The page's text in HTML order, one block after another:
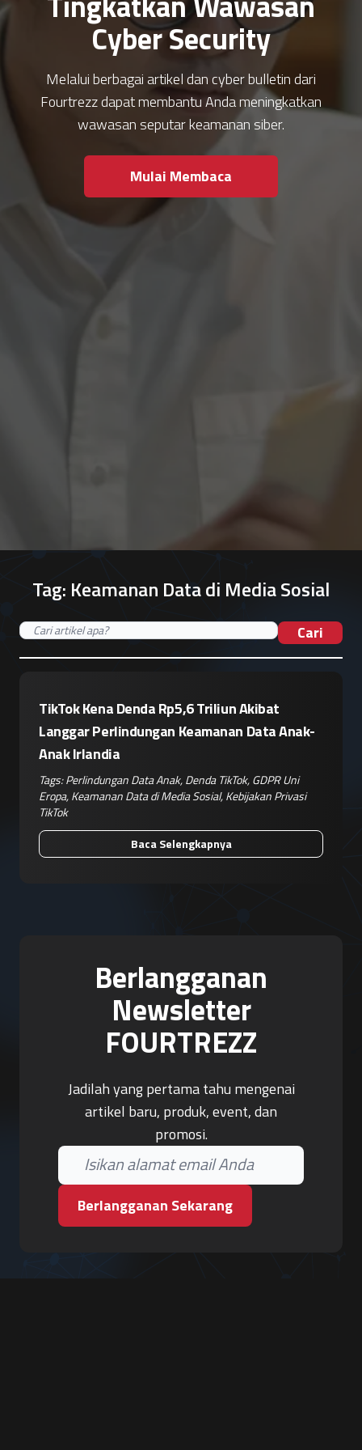
Cyber Security
Melalui berbagai artikel dan cyber bulletin dari
Fourtrezz dapat membantu Anda meningkatkan
wawasan seputar keamanan siber.
Mulai Membaca
Tag: Keamanan Data di Media Sosial
Cari
TikTok Kena Denda Rp5,6 Triliun Akibat
Langgar Perlindungan Keamanan Data Anak-
Anak Irlandia
Tags:Perlindungan Data Anak,Denda TikTok,GDPR Uni
Eropa,Keamanan Data di Media Sosial,Kebijakan Privasi
TikTok
Baca Selengkapnya
Berlangganan
Newsletter
FOURTREZZ
Jadilah yang pertama tahu mengenai
artikel baru, produk, event, dan
promosi.
Berlangganan Sekarang